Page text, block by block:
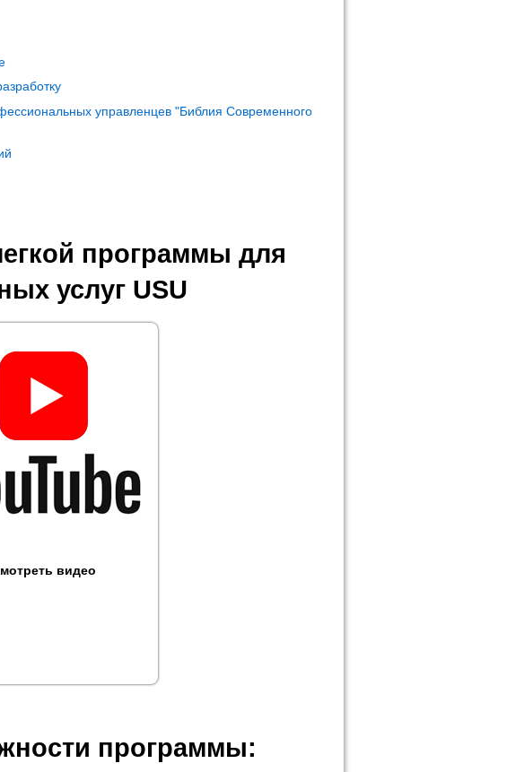
управленцев "Библия Современного
программы для
услуг USU
видео
программы: